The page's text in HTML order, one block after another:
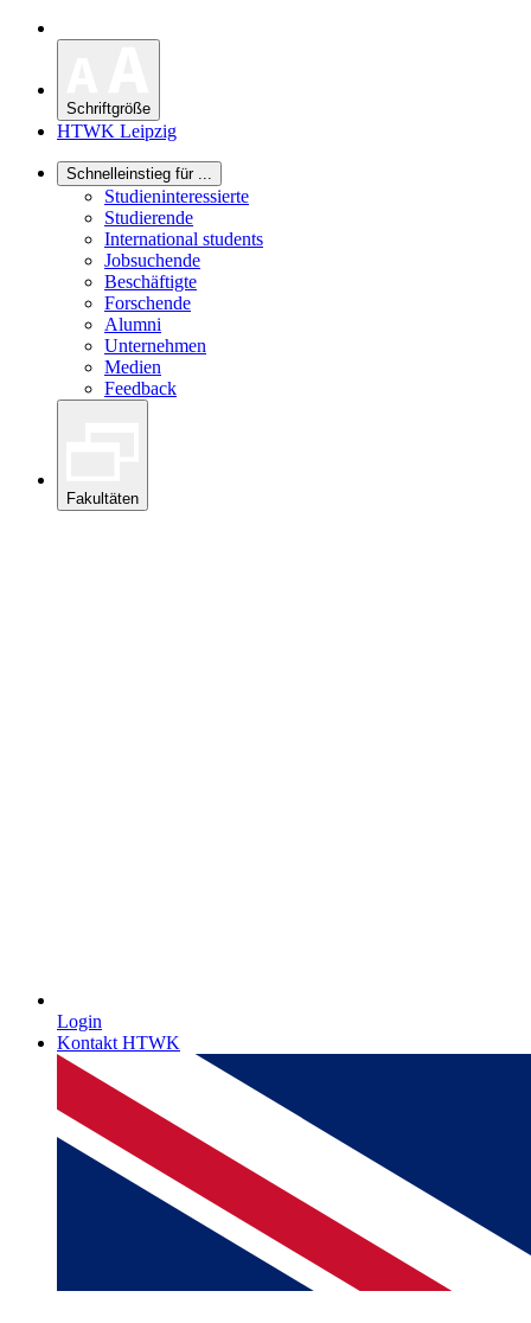
Schriftgröße
HTWK Leipzig
Schnelleinstieg für ...
Studieninteressierte
Studierende
International students
Jobsuchende
Beschäftigte
Forschende
Alumni
Unternehmen
Medien
Feedback
Fakultäten
Login
Kontakt HTWK